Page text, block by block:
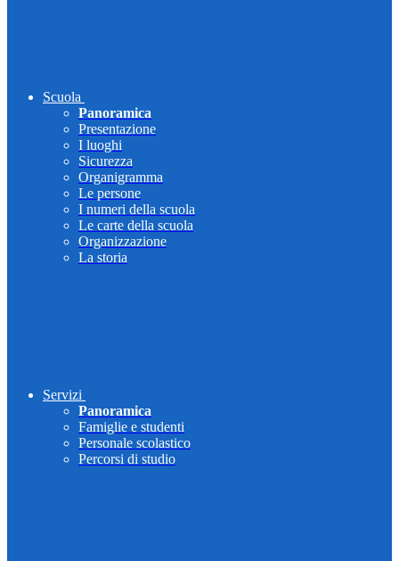
Scuola
Panoramica
Presentazione
I luoghi
Sicurezza
Organigramma
Le persone
I numeri della scuola
Le carte della scuola
Organizzazione
La storia
Servizi
Panoramica
Famiglie e studenti
Personale scolastico
Percorsi di studio